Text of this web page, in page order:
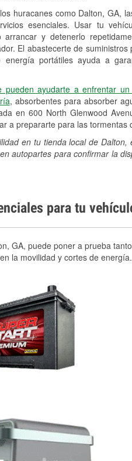
huracanes como Dalton, GA,
esenciales. Usar tu
arrancar y detenerlo
El abastecerte de
energía portátiles ayuda a
pueden ayudarte a enfrentar
, absorbentes para absorber
en 600 North Glenwood
a prepararte para las
en tu tienda local de
autopartes para confirmar la
para tu
GA, puede poner a prueba
la movilidad y cortes de